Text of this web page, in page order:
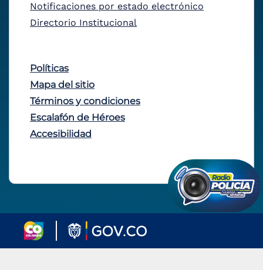
Notificaciones por estado electrónico
Directorio Institucional
Políticas
Mapa del sitio
Términos y condiciones
Escalafón de Héroes
Accesibilidad